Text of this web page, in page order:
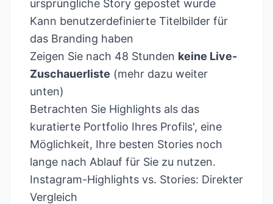
ursprüngliche Story gepostet wurde
Kann benutzerdefinierte Titelbilder für
das Branding haben
Zeigen Sie nach 48 Stunden keine Live-
Zuschauerliste (mehr dazu weiter
unten)
Betrachten Sie Highlights als das
kuratierte Portfolio Ihres Profils', eine
Möglichkeit, Ihre besten Stories noch
lange nach Ablauf für Sie zu nutzen.
Instagram-Highlights vs. Stories: Direkter
Vergleich